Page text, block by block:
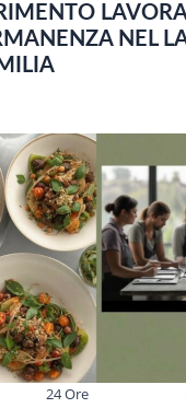
NEL
24 Ore